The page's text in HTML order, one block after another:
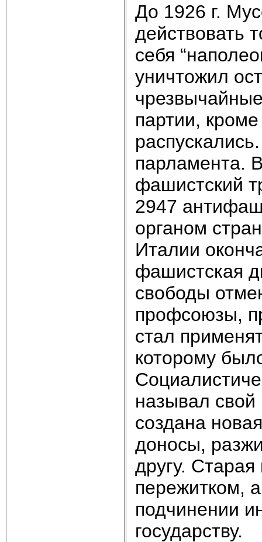
До 1926 г.
действовать
себя
уничтожил
партии,
парламента.
фашистский
2947
органом
Италии
фашистская
свободы
профсоюзы,
стал
которому
называл
создана
доносы,
другу.
пережитком,
подчинении
государству.